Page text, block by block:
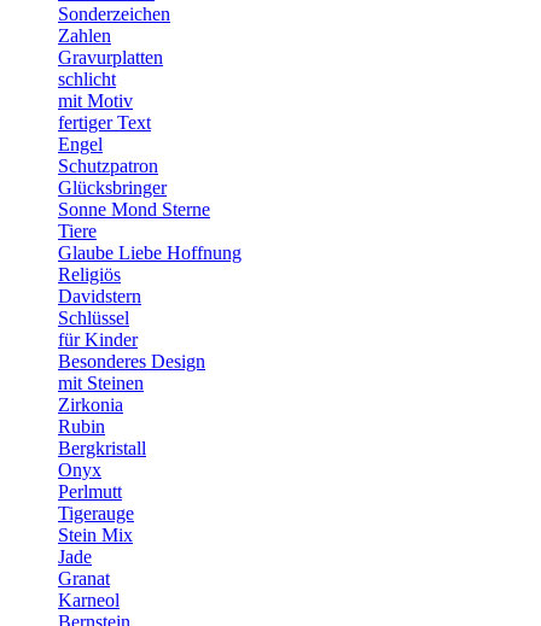
Sonderzeichen
Zahlen
Gravurplatten
schlicht
mit Motiv
fertiger Text
Engel
Schutzpatron
Glücksbringer
Sonne Mond Sterne
Tiere
Glaube Liebe Hoffnung
Religiös
Davidstern
Schlüssel
für Kinder
Besonderes Design
mit Steinen
Zirkonia
Rubin
Bergkristall
Onyx
Perlmutt
Tigerauge
Stein Mix
Jade
Granat
Karneol
Bernstein